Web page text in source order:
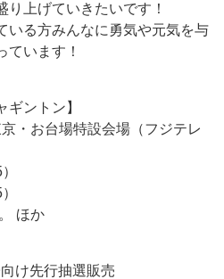
り上げていきたいです！
いる方みんなに勇気や元気を与
ています！
ギントン】
・お台場特設会場（フジテレ
ほか
け先行抽選販売